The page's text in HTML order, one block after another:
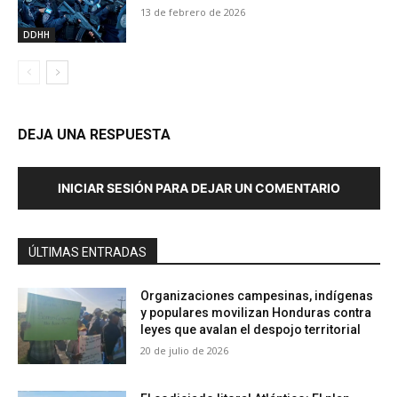
DDHH
13 de febrero de 2026
DEJA UNA RESPUESTA
INICIAR SESIÓN PARA DEJAR UN COMENTARIO
ÚLTIMAS ENTRADAS
Organizaciones campesinas, indígenas
y populares movilizan Honduras contra
leyes que avalan el despojo territorial
20 de julio de 2026